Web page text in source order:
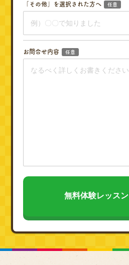
「その他」を選択された方へ 任意
お問合せ内容 任意